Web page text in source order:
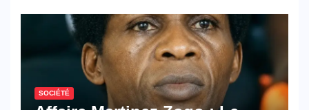
SOCIÉTÉ